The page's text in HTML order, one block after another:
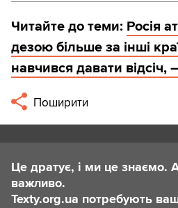
Читайте до теми: Росія
дезою більше за інші
навчився давати
Поширити
Це дратує, і ми це знаємо.
важливо.
Texty.org.ua потребують